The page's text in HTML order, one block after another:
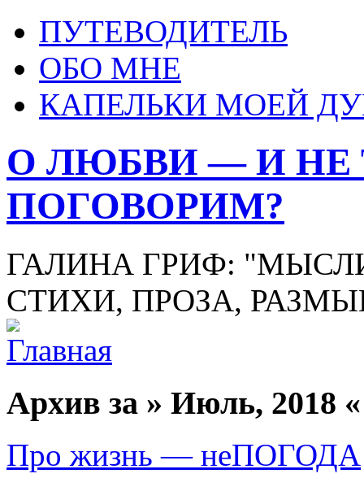
ПУТЕВОДИТЕЛЬ
ОБО МНЕ
КАПЕЛЬКИ МОЕЙ
О ЛЮБВИ — И НЕ
ПОГОВОРИМ?
ГАЛИНА ГРИФ:
СТИХИ, ПРОЗА,
Архив за » Июль, 2018 «
Про жизнь — неПОГОДА